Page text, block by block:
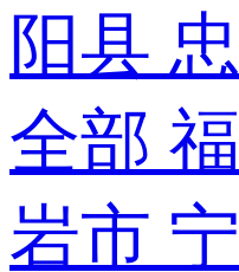
阳县
全部
岩市